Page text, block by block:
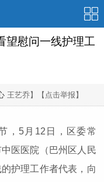
望慰问一线护理工
王艺乔】 【点击举报】
5月12日，区委常
医医院（巴州区人民
护理工作者代表，向